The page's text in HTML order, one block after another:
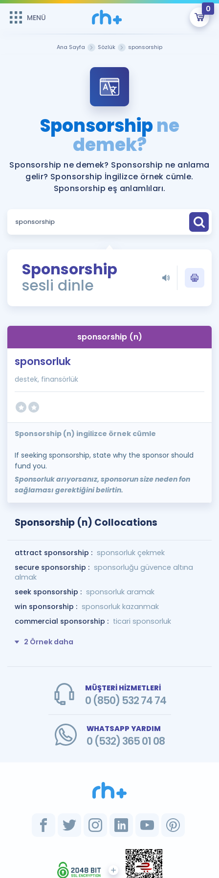
MENÜ
0
Şifremi Hatırlamıyorum
Sepetin Şu An Boş.
Remzi Hoca ile seni sınava hazırlayacak onlarca eğitim seni
bekliyor!
MENÜ
Katılımcı Görüşleri
Faydalı Araçlar
Ücretsiz Kaynaklar
Puan Hesaplama
ÖSYM Sınav Takvimi
Kampanyalar
İngilizce Gramer
İngilizce Gramer
Ana Sayfa Sözlük sponsorship
Sponsorshipne
demek?
Sponsorship ne demek? Sponsorship ne anlama
gelir? Sponsorship İngilizce örnek cümle.
Sponsorship eş anlamlıları.
Sponsorship
sesli dinle
sponsorship (n)
sponsorluk
destek, finansörlük
Sponsorship (n) ingilizce örnek cümle
If seeking sponsorship, state why the sponsor should
fund you.
Sponsorluk arıyorsanız, sponsorun size neden fon
sağlaması gerektiğini belirtin.
Sponsorship (n) Collocations
attract sponsorship : sponsorluk çekmek
secure sponsorship : sponsorluğu güvence altına
almak
seek sponsorship : sponsorluk aramak
win sponsorship : sponsorluk kazanmak
commercial sponsorship : ticari sponsorluk
2 Örnek daha
MÜŞTERİ HİZMETLERİ
0 (850) 532 74 74
WHATSAPP YARDIM
0 (532) 365 01 08